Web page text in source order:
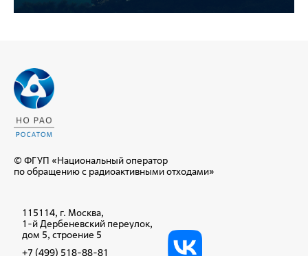
© ФГУП «Национальный оператор
по обращению с радиоактивными отходами»
115114, г. Москва,
1-й Дербеневский переулок,
дом 5, строение 5
+7 (499) 518-88-81